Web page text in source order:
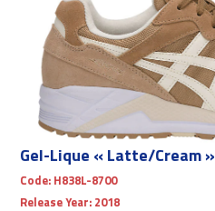
Gel-Lique « Latte/Cream »
Code: H838L-8700
Release Year: 2018